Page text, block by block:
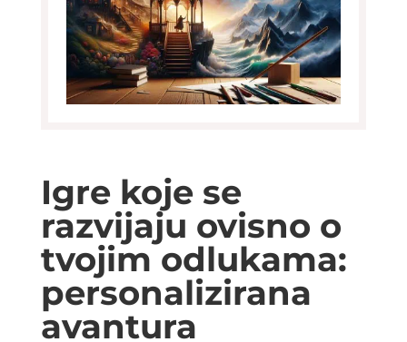
Igre koje se
razvijaju ovisno o
tvojim odlukama:
personalizirana
avantura